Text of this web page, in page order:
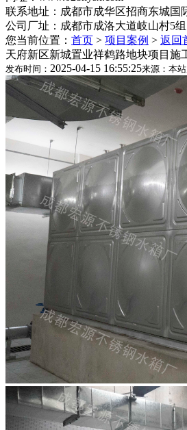
联系地址：成都市成华区招商东城国
公司厂址：成都市成洛大道岐山村5
您当前位置： 首页 > 项目案例 > 返回
天府新区新城置业祥鹤路地块项目施
发布时间： 2025-04-15 16:55:25来源：本